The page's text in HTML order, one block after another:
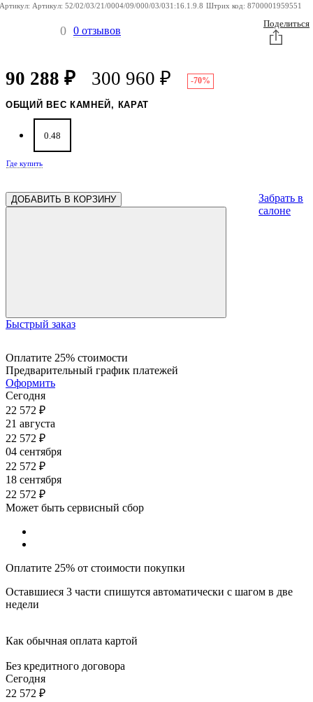
Артикул: Артикул: 52/02/03/21/0004/09/000/03/031:16.1.9.8 Штрих код: 8700001959551
0 0 отзывов
Поделиться
90 288 ₽ 300 960 ₽ -70%
ОБЩИЙ ВЕС КАМНЕЙ, КАРАТ
0.48
Где купить
ДОБАВИТЬ В КОРЗИНУ
Быстрый заказ
Забрать в
салоне
Оплатите 25% стоимости
Предварительный график платежей
Оформить
Сегодня
22 572 ₽
21 августа
22 572 ₽
04 сентября
22 572 ₽
18 сентября
22 572 ₽
Может быть сервисный сбор
Оплатите 25% от стоимости покупки
Оставшиеся 3 части спишутся автоматически с шагом в две
недели
Как обычная оплата картой
Без кредитного договора
Сегодня
22 572 ₽